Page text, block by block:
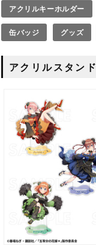
アクリルキーホルダー
缶バッジ グッズ
アクリルスタンド